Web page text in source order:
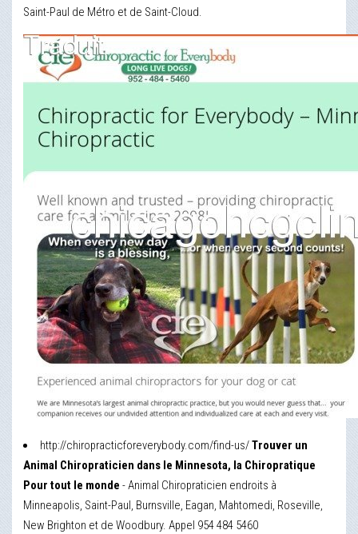
Saint-Paul de Métro et de Saint-Cloud.
http://chiropracticforeverybody.com/find-us/Trouver un
Animal Chiropraticien dans le Minnesota, la Chiropratique
Pour tout le monde - Animal Chiropraticien endroits à
Minneapolis, Saint-Paul, Burnsville, Eagan, Mahtomedi, Roseville,
New Brighton et de Woodbury. Appel 954 484 5460